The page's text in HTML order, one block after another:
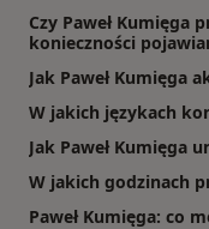
Czy Paweł Kumięga
konieczności
Jak Paweł Kumięga
W jakich językach
Jak Paweł Kumięga
W jakich godzinach
Paweł Kumięga: co